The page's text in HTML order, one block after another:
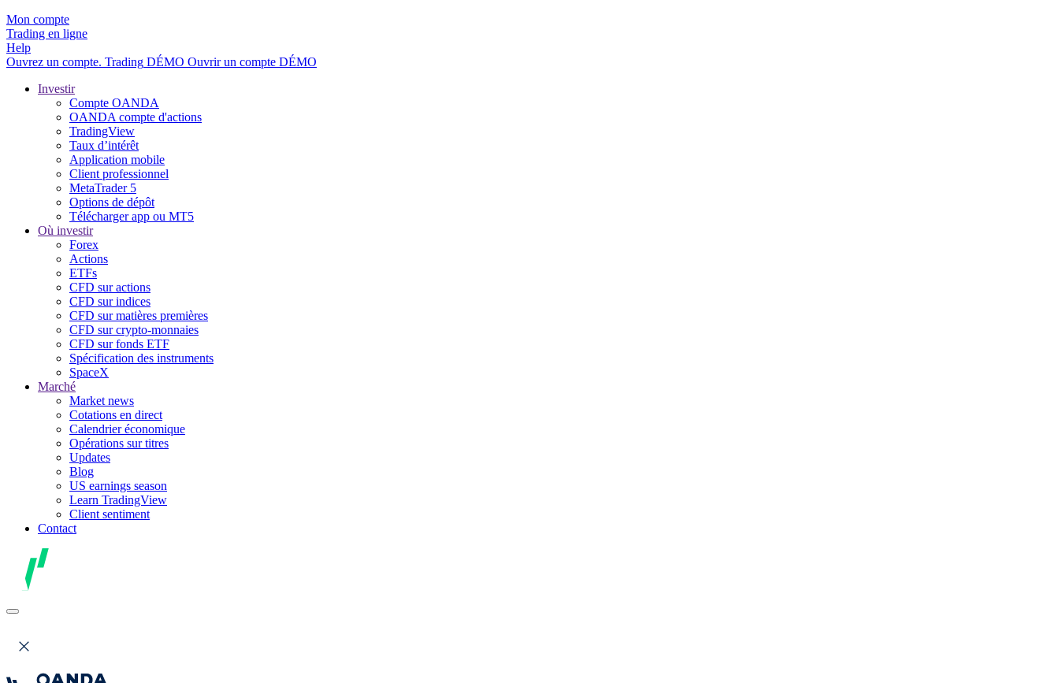
Mon compte
Trading en ligne
Help
Ouvrez un compte. Trading DÉMO Ouvrir un compte DÉMO
Investir
Compte OANDA
OANDA compte d'actions
TradingView
Taux d’intérêt
Application mobile
Client professionnel
MetaTrader 5
Options de dépôt
Télécharger app ou MT5
Où investir
Forex
Actions
ETFs
CFD sur actions
CFD sur indices
CFD sur matières premières
CFD sur crypto-monnaies
CFD sur fonds ETF
Spécification des instruments
SpaceX
Marché
Market news
Cotations en direct
Calendrier économique
Opérations sur titres
Updates
Blog
US earnings season
Learn TradingView
Client sentiment
Contact